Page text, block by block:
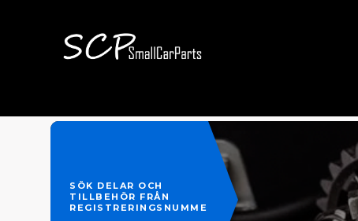
SÖK DELAR OCH
TILLBEHÖR FRÅN
REGISTRERINGSNUMMER